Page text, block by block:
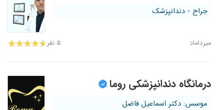
جراح - دندانپزشک
میرداماد ۵ نفر
درمانگاه دندانپزشکی روما
موسس: دکتر اسماعیل فاضل